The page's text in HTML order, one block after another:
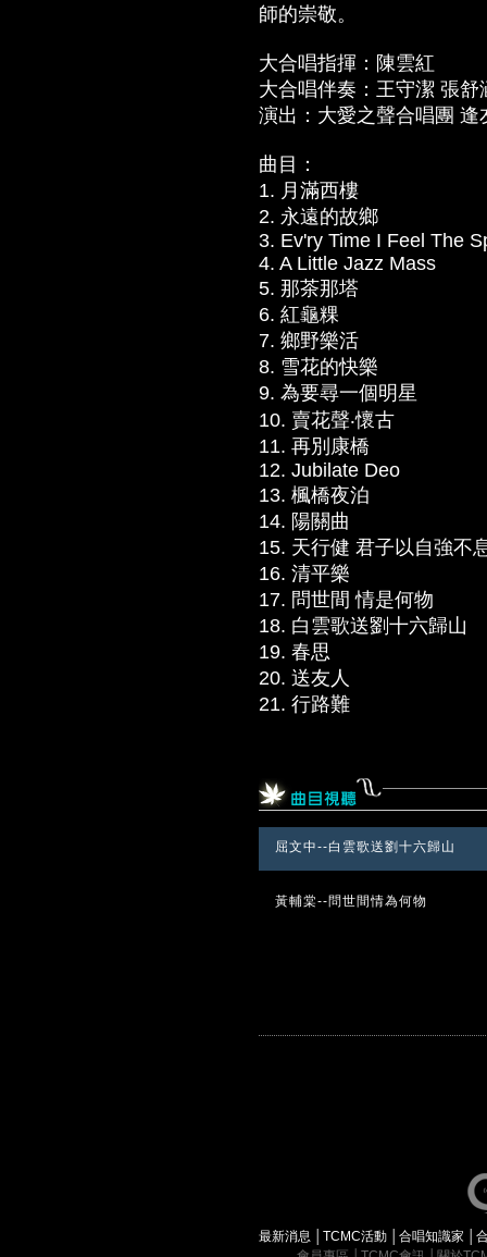
師的崇敬。
大合唱指揮：陳雲紅
大合唱伴奏：王守潔 張舒
演出：大愛之聲合唱團
曲目：
1. 月滿西樓
2. 永遠的故鄉
3. Ev'ry Time I Feel The
4. A Little Jazz Mass
5. 那茶那塔
6. 紅龜粿
7. 鄉野樂活
8. 雪花的快樂
9. 為要尋一個明星
10. 賣花聲‧懷古
11. 再別康橋
12. Jubilate Deo
13. 楓橋夜泊
14. 陽關曲
15. 天行健 君子以自強不
16. 清平樂
17. 問世間 情是何物
18. 白雲歌送劉十六歸山
19. 春思
20. 送友人
21. 行路難
屈文中--白雲歌送劉十六歸山
黃輔棠--問世間情為何物
最新消息 │TCMC活動 │合唱知識家 │